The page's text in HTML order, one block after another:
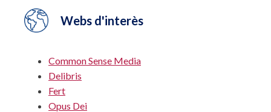
Webs d'interès
Common Sense Media
Delibris
Fert
Opus Dei